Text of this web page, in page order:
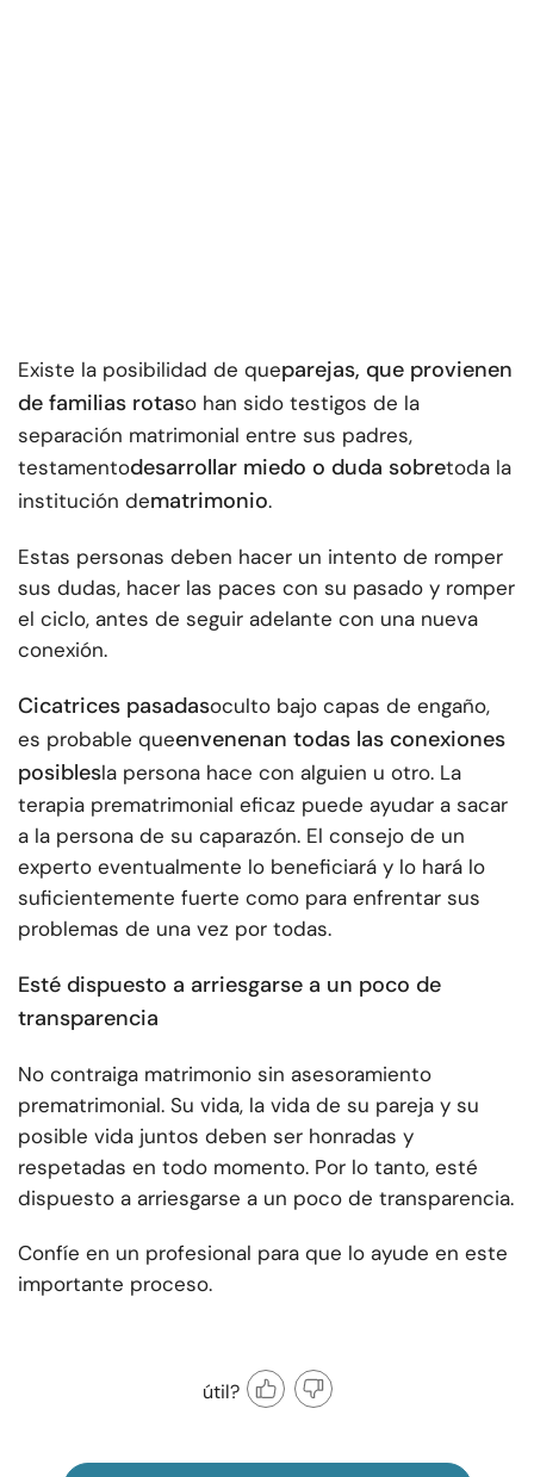
Existe la posibilidad de queparejas, que provienen
de familias rotaso han sido testigos de la
separación matrimonial entre sus padres,
testamentodesarrollar miedo o duda sobretoda la
institución dematrimonio.
Estas personas deben hacer un intento de romper
sus dudas, hacer las paces con su pasado y romper
el ciclo, antes de seguir adelante con una nueva
conexión.
Cicatrices pasadasoculto bajo capas de engaño,
es probable queenvenenan todas las conexiones
posiblesla persona hace con alguien u otro. La
terapia prematrimonial eficaz puede ayudar a sacar
a la persona de su caparazón. El consejo de un
experto eventualmente lo beneficiará y lo hará lo
suficientemente fuerte como para enfrentar sus
problemas de una vez por todas.
Esté dispuesto a arriesgarse a un poco de
transparencia
No contraiga matrimonio sin asesoramiento
prematrimonial. Su vida, la vida de su pareja y su
posible vida juntos deben ser honradas y
respetadas en todo momento. Por lo tanto, esté
dispuesto a arriesgarse a un poco de transparencia.
Confíe en un profesional para que lo ayude en este
importante proceso.
útil?